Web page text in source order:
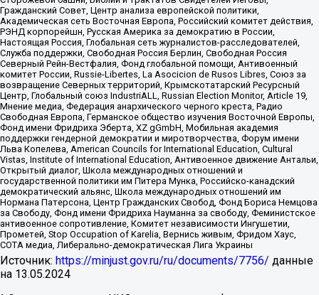
Гражданский Совет, Центр анализа европейской политики,
Академическая сеть Восточная Европа, Российский комитет действия,
РЭНД корпорейшн, Русская Америка за демократию в России,
Настоящая Россия, Глобальная сеть журналистов-расследователей,
Служба поддержки, Свободная Россия Берлин, Свободная Россия
Северный Рейн-Вестфалия, Фонд глобальной помощи, Антивоенный
комитет России, Russie-Libertes, La Asocicion de Rusos Libres, Союз за
возвращение Северных территорий, Крымскотатарский Ресурсный
Центр, Глобальный союз IndustriALL, Russian Election Monitor, Article 19,
Мнение медиа, Федерация анархического черного креста, Радио
Свободная Европа, Германское общество изучения Восточной Европы,
Фонд имени Фридриха Эберта, XZ gGmbH, Мобильная академия
поддержки гендерной демократии и миротворчества, Форум имени
Льва Копелева, American Councils for International Education, Cultural
Vistas, Institute of International Education, Антивоенное движение Антальи,
Открытый диалог, Школа международных отношений и
государственной политики им Питера Мунка, Российско-канадский
демократический альянс, Школа международных отношений им
Нормана Патерсона, Центр Гражданских Свобод, Фонд Бориса Немцова
за Свободу, Фонд имени Фридриха Науманна за свободу, Феминистское
антивоенное сопротивление, Комитет независимости Ингушетии,
Прометей, Stop Occupation of Karelia, Вернись живым, Фридом Хаус,
СОТА медиа, Либерально-демократическая Лига Украины
Источник: https://minjust.gov.ru/ru/documents/7756/ данные
на 13.05.2024